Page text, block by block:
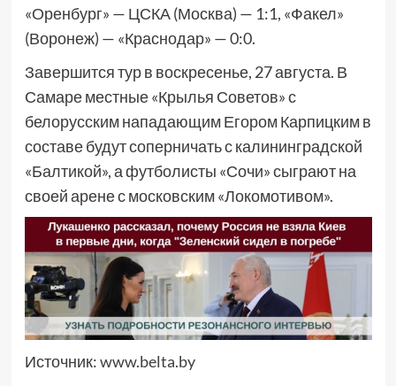
«Оренбург» — ЦСКА (Москва) — 1:1, «Факел»
(Воронеж) — «Краснодар» — 0:0.
Завершится тур в воскресенье, 27 августа. В
Самаре местные «Крылья Советов» с
белорусским нападающим Егором Карпицким в
составе будут соперничать с калининградской
«Балтикой», а футболисты «Сочи» сыграют на
своей арене с московским «Локомотивом».
Источник:www.belta.by